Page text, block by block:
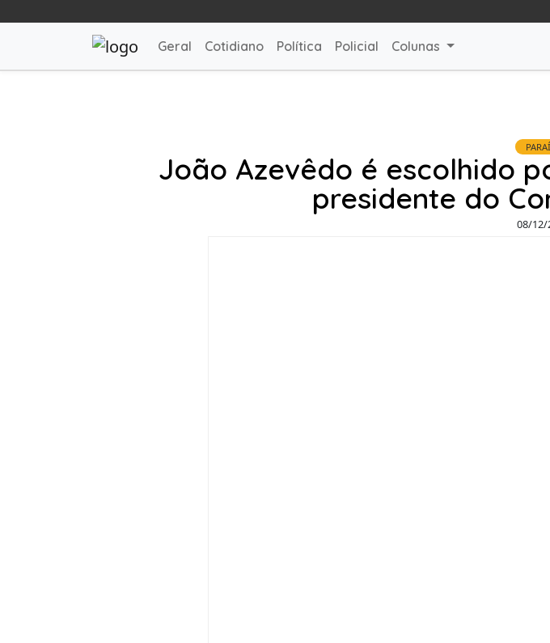
Geral Cotidiano Política Policial Colunas
João Azevêdo é escolhido
presidente do
08/12/